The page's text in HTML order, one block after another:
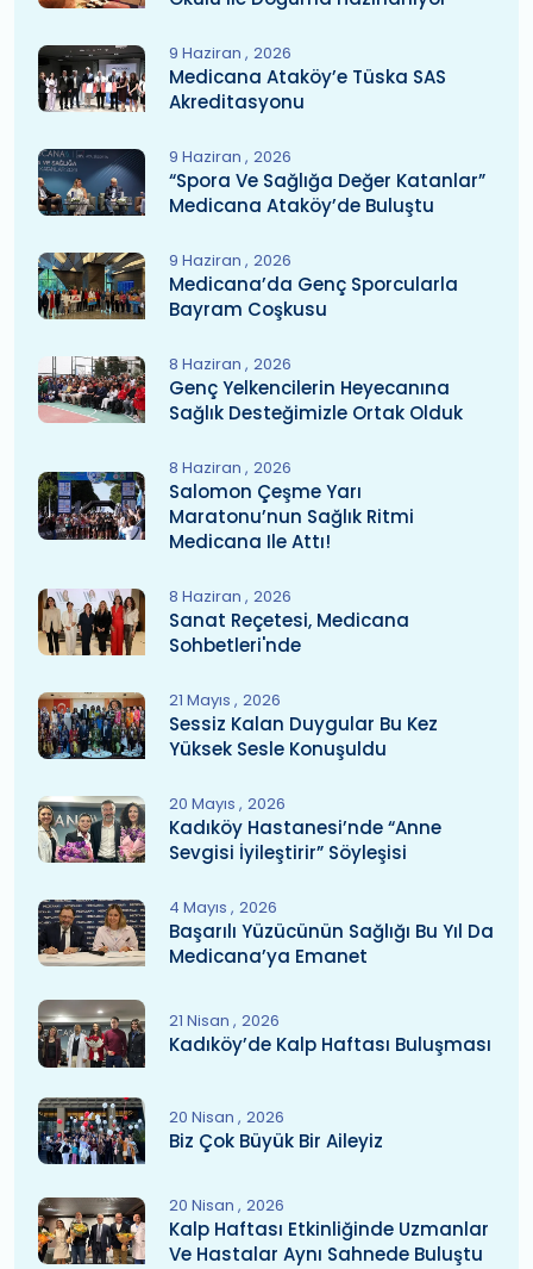
9 Haziran 2026
Medicana Ataköy’e Tüska SAS
Akreditasyonu
9 Haziran 2026
“Spora Ve Sağlığa Değer Katanlar”
Medicana Ataköy’de Buluştu
9 Haziran 2026
Medicana’da Genç Sporcularla
Bayram Coşkusu
8 Haziran 2026
Genç Yelkencilerin Heyecanına
Sağlık Desteğimizle Ortak Olduk
8 Haziran 2026
Salomon Çeşme Yarı
Maratonu’nun Sağlık Ritmi
Medicana Ile Attı!
8 Haziran 2026
Sanat Reçetesi, Medicana
Sohbetleri'nde
21 Mayıs 2026
Sessiz Kalan Duygular Bu Kez
Yüksek Sesle Konuşuldu
20 Mayıs 2026
Kadıköy Hastanesi’nde “Anne
Sevgisi İyileştirir” Söyleşisi
4 Mayıs 2026
Başarılı Yüzücünün Sağlığı Bu Yıl Da
Medicana’ya Emanet
21 Nisan 2026
Kadıköy’de Kalp Haftası Buluşması
20 Nisan 2026
Biz Çok Büyük Bir Aileyiz
20 Nisan 2026
Kalp Haftası Etkinliğinde Uzmanlar
Ve Hastalar Aynı Sahnede Buluştu